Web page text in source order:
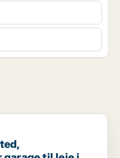
eller garage